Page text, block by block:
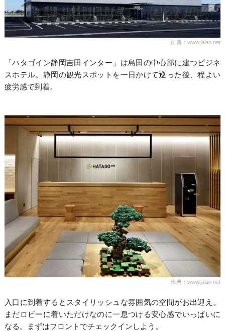
出典：www.jalan.net
「ハタゴイン静岡吉田インター」は島田の中心部に建つビジネ
スホテル。静岡の観光スポットを一日かけて巡った後、程よい
疲労感で到着。
出典：www.jalan.net
入口に到着するとスタイリッシュな雰囲気の空間がお出迎え。
まだロビーに着いただけなのに一息つける安心感でいっぱいに
なる。まずはフロントでチェックインしよう。